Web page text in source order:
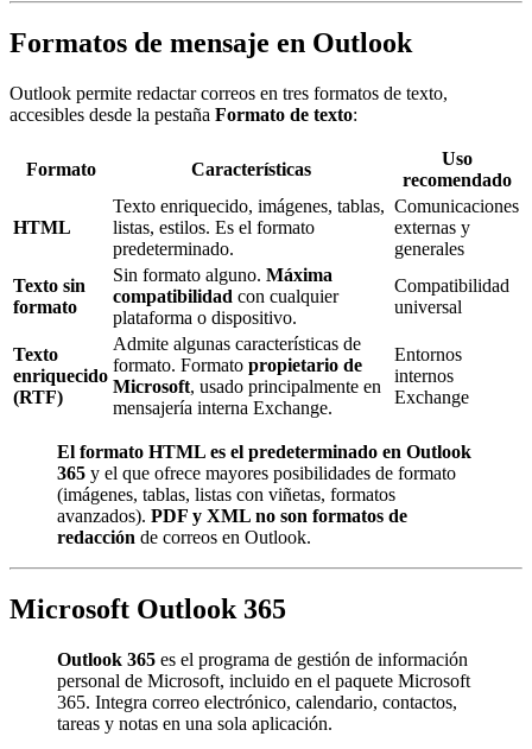
Formatos de mensaje en Outlook
Outlook permite redactar correos en tres formatos de texto,
accesibles desde la pestaña Formato de texto:
Formato Características
Uso
recomendado
HTML
Texto enriquecido, imágenes, tablas,
listas, estilos. Es el formato
predeterminado.
Comunicaciones
externas y
generales
Texto sin
formato
Sin formato alguno. Máxima
compatibilidad con cualquier
plataforma o dispositivo.
Compatibilidad
universal
Texto
enriquecido
(RTF)
Admite algunas características de
formato. Formato propietario de
Microsoft, usado principalmente en
mensajería interna Exchange.
Entornos
internos
Exchange
El formato HTML es el predeterminado en Outlook
365 y el que ofrece mayores posibilidades de formato
(imágenes, tablas, listas con viñetas, formatos
avanzados). PDF y XML no son formatos de
redacción de correos en Outlook.
Microsoft Outlook 365
Outlook 365 es el programa de gestión de información
personal de Microsoft, incluido en el paquete Microsoft
365. Integra correo electrónico, calendario, contactos,
tareas y notas en una sola aplicación.